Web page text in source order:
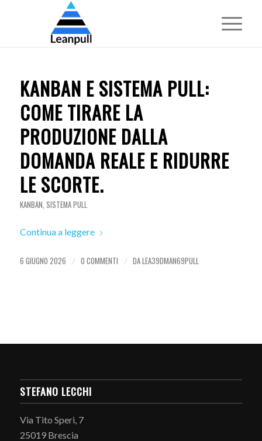
KANBAN E SISTEMA PULL:
COME TIRARE LA
PRODUZIONE DALLA
DOMANDA REALE E RIDURRE
LE SCORTE.
KANBAN, SISTEMA PULL
Continua a leggere
6 GIUGNO 2026 / 0 COMMENTI / DALEA39DMAN69PULL
STEFANO LECCHI
Via Tito Speri, 7
25019 Brescia